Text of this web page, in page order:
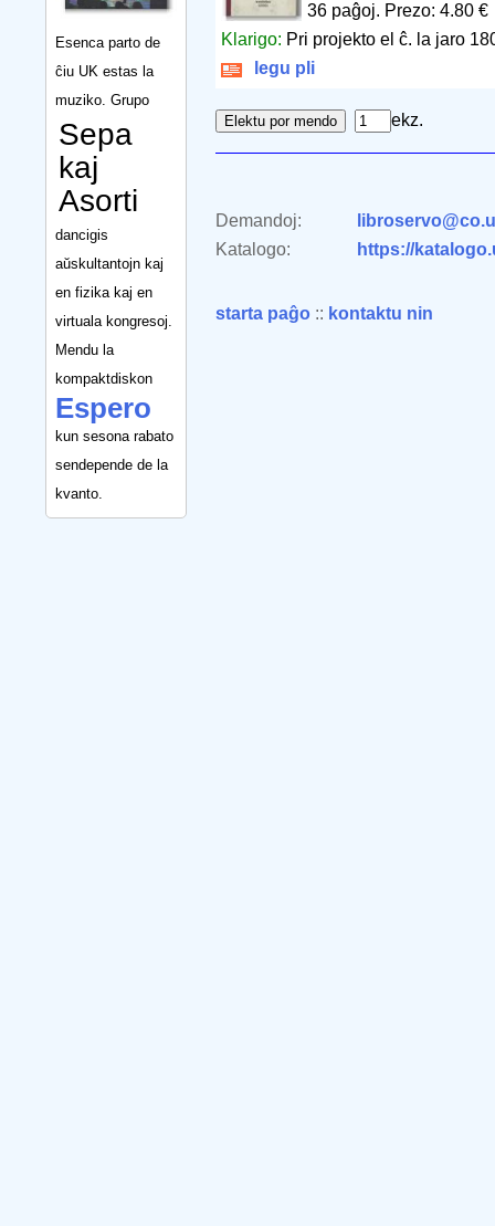
Esenca parto de
ĉiu UK estas la
muziko. Grupo
Sepa
kaj
Asorti
dancigis
aŭskultantojn kaj
en fizika kaj en
virtuala kongresoj.
Mendu la
kompaktdiskon
Espero
kun sesona rabato
sendepende de la
kvanto.
36 paĝoj. Prezo: 4.80 €
Klarigo: Pri projekto el ĉ. la jaro
legu pli
ekz.
Demandoj:
Katalogo:
https://
starta paĝo :: kontaktu nin